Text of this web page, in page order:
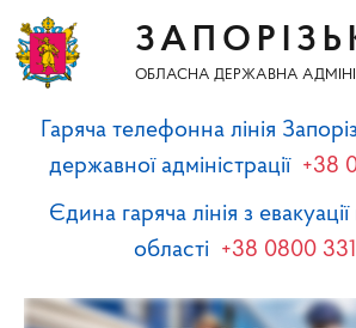
ОБЛАСНА ДЕРЖАВНА
Гаряча телефонна лінія
державної адміністрації +38
Єдина гаряча лінія з евакуації
області +38 0800